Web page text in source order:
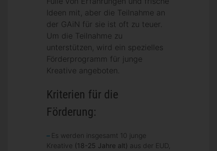
Ideen mit, aber die Teilnahme an
der GAiN für sie ist oft zu teuer.
Um die Teilnahme zu
unterstützen, wird ein spezielles
Förderprogramm für junge
Kreative angeboten.
Kriterien für die
Förderung:
Es werden insgesamt 10 junge
Kreative (18-25 Jahre alt) aus der EUD,